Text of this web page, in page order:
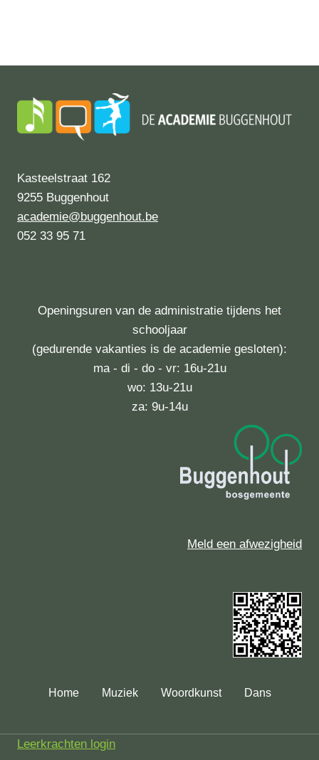
Kasteelstraat 162
9255 Buggenhout
academie@buggenhout.be
052 33 95 71
Openingsuren van de administratie tijdens het
schooljaar
(gedurende vakanties is de academie gesloten):
ma - di - do - vr: 16u-21u
wo: 13u-21u
za: 9u-14u
Meld een afwezigheid
Home Muziek Woordkunst Dans
Leerkrachten login